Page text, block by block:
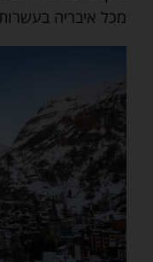
מכל איבריה בעשרות